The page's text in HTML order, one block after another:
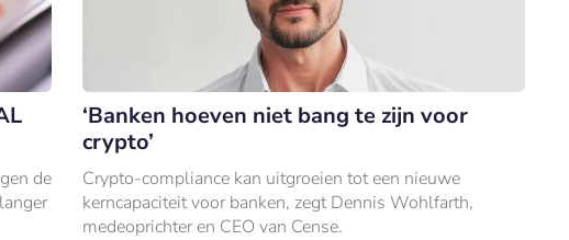
de
‘Banken hoeven niet bang te zijn voor
crypto’
Crypto-compliance kan uitgroeien tot een nieuwe
kerncapaciteit voor banken, zegt Dennis Wohlfarth,
medeoprichter en CEO van Cense.